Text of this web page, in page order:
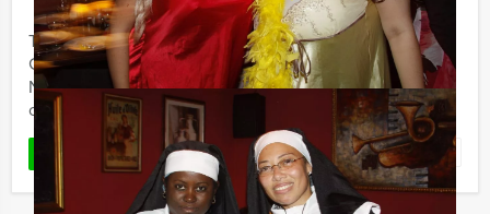
Tijdens de Ik Hou Van Holland Quiz van Holland Tour
Guides in Leeuwarden wordt uw kennis over de
Nederlandse muziek en algemene geschiedenis even
op de proef gesteld. De ...
LEES MEER Favoriet